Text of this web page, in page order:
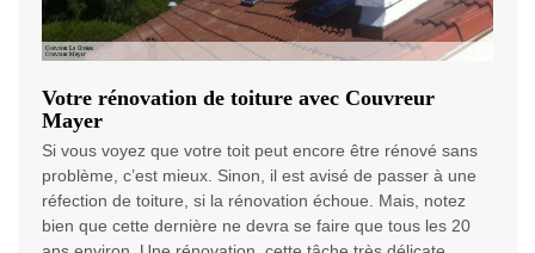
Votre rénovation de toiture avec Couvreur
Mayer
Si vous voyez que votre toit peut encore être rénové sans
problème, c’est mieux. Sinon, il est avisé de passer à une
réfection de toiture, si la rénovation échoue. Mais, notez
bien que cette dernière ne devra se faire que tous les 20